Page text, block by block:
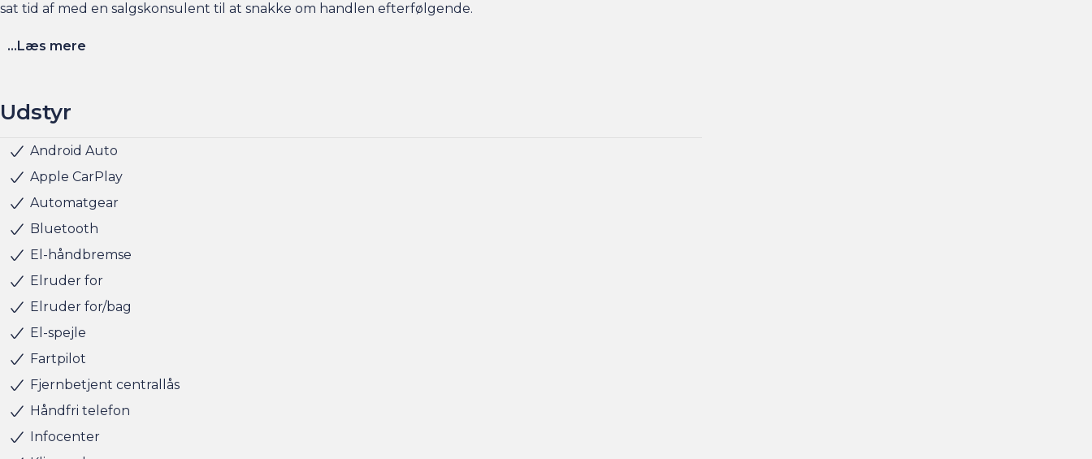
sat tid af med en salgskonsulent til at snakke om handlen efterfølgende.
Har du behov for et billån, så kan vi hjælpe med finansiering til markedets bedste priser og vilkår, og vi tager
Vi ses i Søborg
...Læs mere
Udstyr
Android Auto
Apple CarPlay
Automatgear
Bluetooth
El-håndbremse
Elruder for
Elruder for/bag
El-spejle
Fartpilot
Fjernbetjent centrallås
Håndfri telefon
Infocenter
Musikstreaming via bluetooth
Nøglefri start
Parkeringssensor bag
Parkeringssensor for
Parkeringssensor for/bag
Radio
Servo
Fuld LED forlygter
Hvide blinklys
Metallak
Mørktonede ruder bag
Armlæn
Højdejusterbart førersæde
Justerbart rat
Kopholder
Stofindtræk
ABS
Airbag
Antispin
Isofix
Lyssensor
Selealarm
Startspærre
Vejbaneassistent